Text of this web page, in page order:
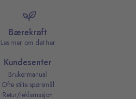
Bærekraft
Les mer om det her
Kundesenter
Brukermanual
Ofte stilte spørsmål
Retur/reklamasjon